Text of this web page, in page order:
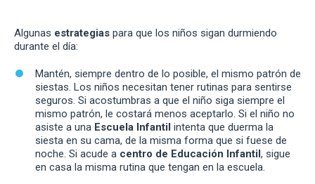
Algunas estrategias para que los niños sigan durmiendo
durante el día:
Mantén, siempre dentro de lo posible, el mismo patrón de
siestas. Los niños necesitan tener rutinas para sentirse
seguros. Si acostumbras a que el niño siga siempre el
mismo patrón, le costará menos aceptarlo. Si el niño no
asiste a una Escuela Infantil intenta que duerma la
siesta en su cama, de la misma forma que si fuese de
noche. Si acude a centro de Educación Infantil, sigue
en casa la misma rutina que tengan en la escuela.